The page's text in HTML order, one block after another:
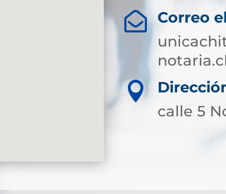
 Correo

calle 5